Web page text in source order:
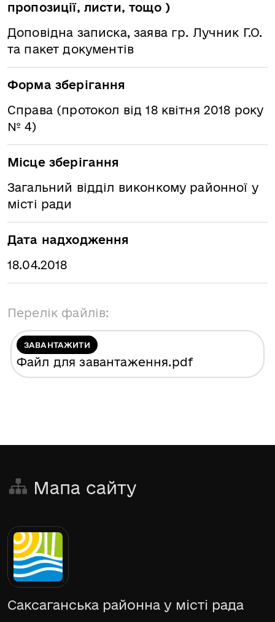
пропозиції, листи, тощо )
Доповідна записка, заява гр. Лучник Г.О.
та пакет документів
Форма зберігання
Справа (протокол від 18 квітня 2018 року
№ 4)
Місце зберігання
Загальний відділ виконкому районної у
місті ради
Дата надходження
18.04.2018
Перелік файлів:
ЗАВАНТАЖИТИ
Файл для завантаження.pdf
Мапа сайту
Саксаганська районна у місті рада